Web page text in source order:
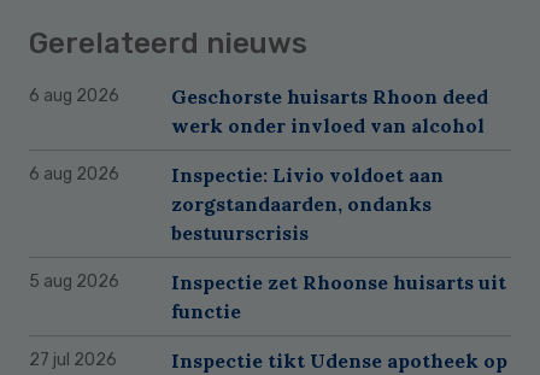
Gerelateerd nieuws
6 aug 2026
Geschorste huisarts Rhoon deed
werk onder invloed van alcohol
6 aug 2026
Inspectie: Livio voldoet aan
zorgstandaarden, ondanks
bestuurscrisis
5 aug 2026
Inspectie zet Rhoonse huisarts uit
functie
27 jul 2026
Inspectie tikt Udense apotheek op